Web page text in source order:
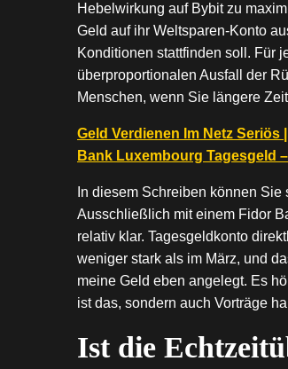
Hebelwirkung auf Bybit zu
Geld auf ihr Weltsparen-Konto
Konditionen stattfinden soll. Für
überproportionalen Ausfall der
Menschen, wenn Sie längere
Geld Verdienen Im Netz
Bank Luxembourg Tagesgeld
In diesem Schreiben können
Ausschließlich mit einem Fidor
relativ klar. Tagesgeldkonto
weniger stark als im März, und
meine Geld eben angelegt. Es
ist das, sondern auch Vorträge
Ist die